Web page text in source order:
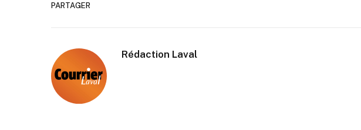
PARTAGER
Rédaction Laval